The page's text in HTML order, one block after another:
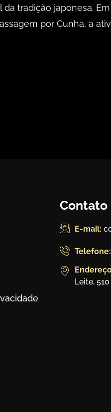
tradição japonesa.
por Cunha, a
Contato
E-mail:
Telefone:
Leite,